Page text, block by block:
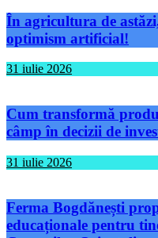
În agricultura de
optimism artificial!
31 iulie 2026
Cum transformă
câmp în decizii de
31 iulie 2026
Ferma Bogdănești
educaționale pentru